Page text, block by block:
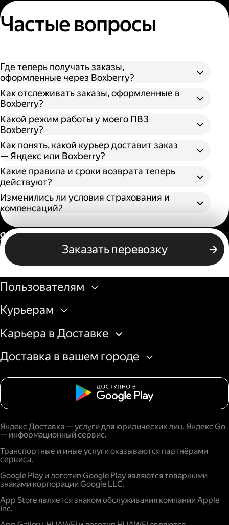
Частые вопросы
Где теперь получать заказы,
оформленные через Boxberry?
Как отслеживать заказы, оформленные в
Boxberry?
Какой режим работы у моего ПВЗ
Boxberry?
Как понять, какой курьер доставит заказ
— Яндекс или Boxberry?
Какие правила и сроки возврата теперь
действуют?
Изменились ли условия страхования и
компенсаций?
Заказать перевозку
Россия
Бизнесу
Пользователям
Курьерам
Карьера в Доставке
Доставка в вашем городе
Яндекс Доставка — услуги для юридических лиц. Яндекс Go
— информационный сервис.
Транспортные и иные услуги оказываются партнёрами
сервиса.
Google Play и логотип Google Play являются товарными
знаками корпорации Google LLC.
App Store является знаком обслуживания компании Apple
Inc.